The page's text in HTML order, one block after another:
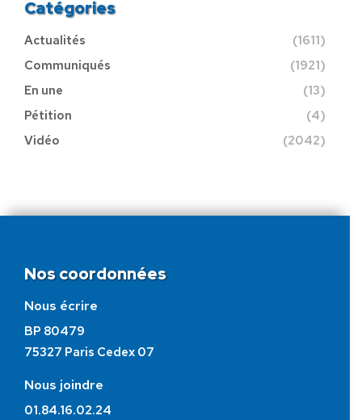
Catégories
Actualités
(1611)
Communiqués
(1921)
En une
(13)
Pétition
(4)
Vidéo
(2042)
Nos coordonnées
Nous écrire
BP 80479
75327 Paris Cedex 07
Nous joindre
01.84.16.02.24